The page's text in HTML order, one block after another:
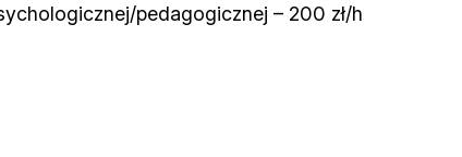
pedagogicznej – 200 zł/h